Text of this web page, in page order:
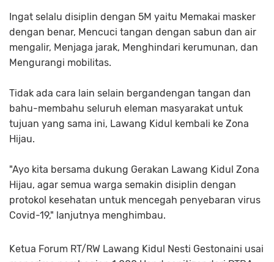
Ingat selalu disiplin dengan 5M yaitu Memakai masker
dengan benar, Mencuci tangan dengan sabun dan air
mengalir, Menjaga jarak, Menghindari kerumunan, dan
Mengurangi mobilitas.
Tidak ada cara lain selain bergandengan tangan dan
bahu-membahu seluruh eleman masyarakat untuk
tujuan yang sama ini, Lawang Kidul kembali ke Zona
Hijau.
"Ayo kita bersama dukung Gerakan Lawang Kidul Zona
Hijau, agar semua warga semakin disiplin dengan
protokol kesehatan untuk mencegah penyebaran virus
Covid-19," lanjutnya menghimbau.
Ketua Forum RT/RW Lawang Kidul Nesti Gestonaini usai